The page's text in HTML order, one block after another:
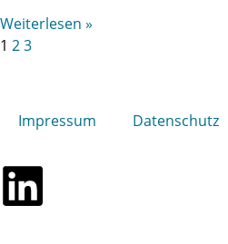
Weiterlesen »
1 23
Impressum Datenschutz